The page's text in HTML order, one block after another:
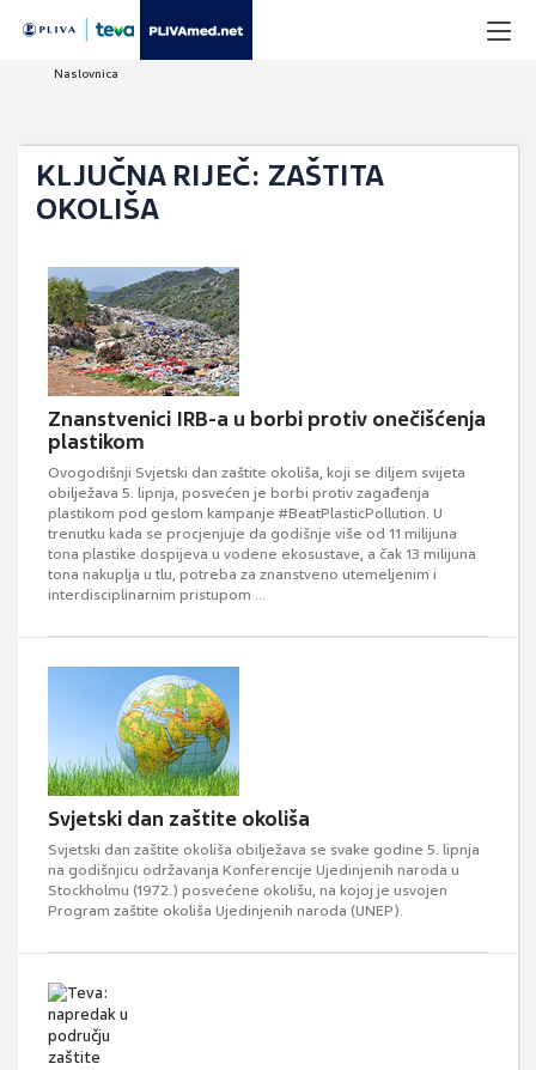
Naslovnica
KLJUČNA RIJEČ: ZAŠTITA
OKOLIŠA
Znanstvenici IRB-a u borbi protiv onečišćenja
plastikom
Ovogodišnji Svjetski dan zaštite okoliša, koji se diljem svijeta
obilježava 5. lipnja, posvećen je borbi protiv zagađenja
plastikom pod geslom kampanje #BeatPlasticPollution. U
trenutku kada se procjenjuje da godišnje više od 11 milijuna
tona plastike dospijeva u vodene ekosustave, a čak 13 milijuna
tona nakuplja u tlu, potreba za znanstveno utemeljenim i
interdisciplinarnim pristupom ...
Svjetski dan zaštite okoliša
Svjetski dan zaštite okoliša obilježava se svake godine 5. lipnja
na godišnjicu održavanja Konferencije Ujedinjenih naroda u
Stockholmu (1972.) posvećene okolišu, na kojoj je usvojen
Program zaštite okoliša Ujedinjenih naroda (UNEP).